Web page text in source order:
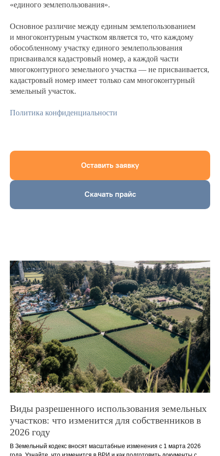
«единого землепользования».
Основное различие между единым землепользованием
и многоконтурным участком является то, что каждому
обособленному участку единого землепользования
присваивался кадастровый номер, а каждой части
многоконтурного земельного участка — не присваивается,
кадастровый номер имеет только сам многоконтурный
земельный участок.
Политика конфиденциальности
Оставить заявку
Скачать прайс
Виды разрешенного использования земельных
участков: что изменится для собственников в
2026 году
В Земельный кодекс вносят масштабные изменения с 1 марта 2026